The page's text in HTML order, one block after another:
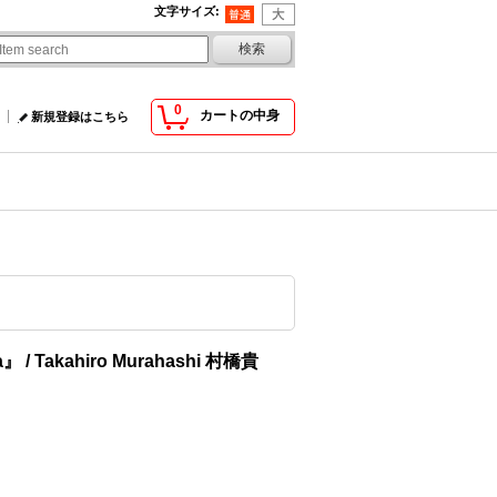
文字サイズ:
0 カートの中身
新規登録はこちら
/ Takahiro Murahashi 村橋貴